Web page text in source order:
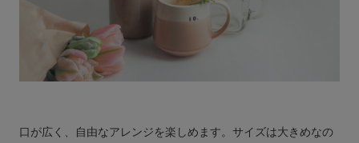
口が広く、自由なアレンジを楽しめます。サイズは大きめなの